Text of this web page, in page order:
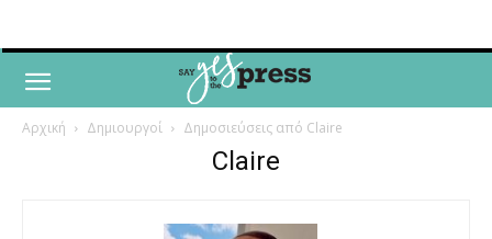
Αρχική Δημιουργοί Δημοσιεύσεις από Claire
Claire